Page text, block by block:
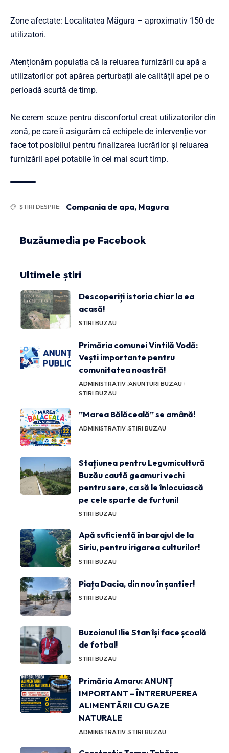
Zone afectate: Localitatea Măgura – aproximativ 150 de
utilizatori.
Atenționăm populația că la reluarea furnizării cu apă a
utilizatorilor pot apărea perturbații ale calității apei pe o
perioadă scurtă de timp.
Ne cerem scuze pentru disconfortul creat utilizatorilor din
zonă, pe care îi asigurăm că echipele de intervenție vor
face tot posibilul pentru finalizarea lucrărilor și reluarea
furnizării apei potabile în cel mai scurt timp.
ȘTIRI DESPRE: Compania de apa, Magura
Buzăumedia pe Facebook
Ultimele știri
Descoperiți istoria chiar la ea
acasă!
STIRI BUZAU
Primăria comunei Vintilă Vodă:
Vești importante pentru
comunitatea noastră!
ADMINISTRATIV ANUNTURI BUZAU
STIRI BUZAU
”Marea Bălăceală” se amână!
ADMINISTRATIV STIRI BUZAU
Stațiunea pentru Legumicultură
Buzău caută geamuri vechi
pentru sere, ca să le înlocuiască
pe cele sparte de furtuni!
STIRI BUZAU
Apă suficientă în barajul de la
Siriu, pentru irigarea culturilor!
STIRI BUZAU
Piața Dacia, din nou în șantier!
STIRI BUZAU
Buzoianul Ilie Stan își face școală
de fotbal!
STIRI BUZAU
Primăria Amaru: ANUNȚ
IMPORTANT – ÎNTRERUPEREA
ALIMENTĂRII CU GAZE
NATURALE
ADMINISTRATIV STIRI BUZAU